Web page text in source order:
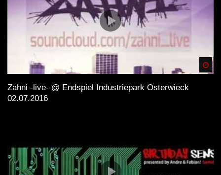
Zahni -live- @ Endspiel Industriepark Osterwieck
02.07.2016